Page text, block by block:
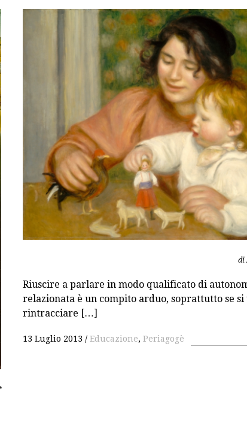
M
di
Riuscire a parlare in modo qualificato di
relazionata è un compito arduo, soprattutto se si
rintracciare […]
13 Luglio 2013 Educazione, Periagogè